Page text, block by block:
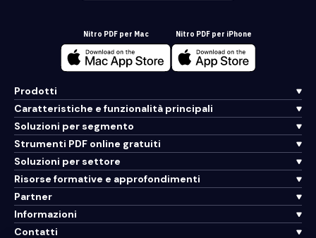
Nitro PDF per Mac Nitro PDF per iPhone
Prodotti
Caratteristiche e funzionalità principali
Soluzioni per segmento
Strumenti PDF online gratuiti
Soluzioni per settore
Risorse formative e approfondimenti
Partner
Informazioni
Contatti